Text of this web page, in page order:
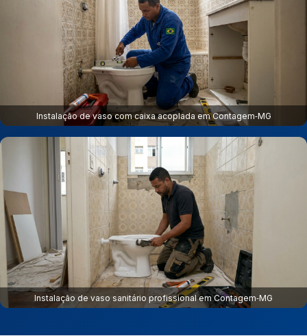
Instalação de vaso com caixa acoplada em Contagem‑MG
Instalação de vaso sanitário profissional em Contagem‑MG